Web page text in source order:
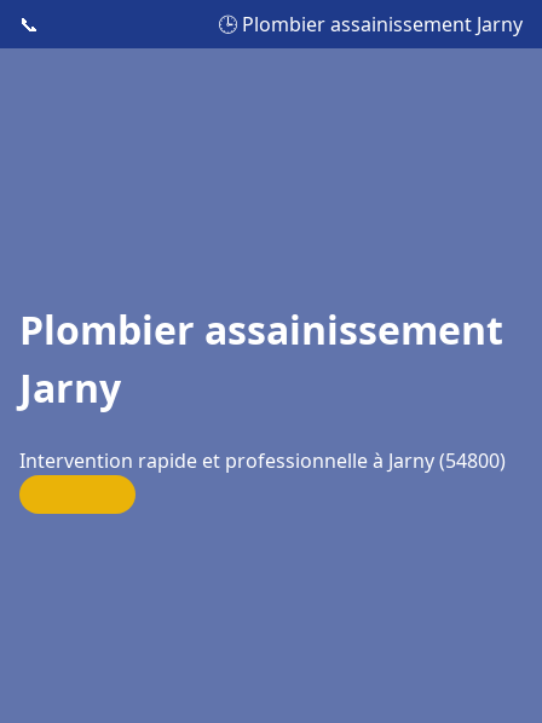
📞 🕒 Plombier assainissement Jarny
Plombier assainissement
Jarny
Intervention rapide et professionnelle à Jarny (54800)